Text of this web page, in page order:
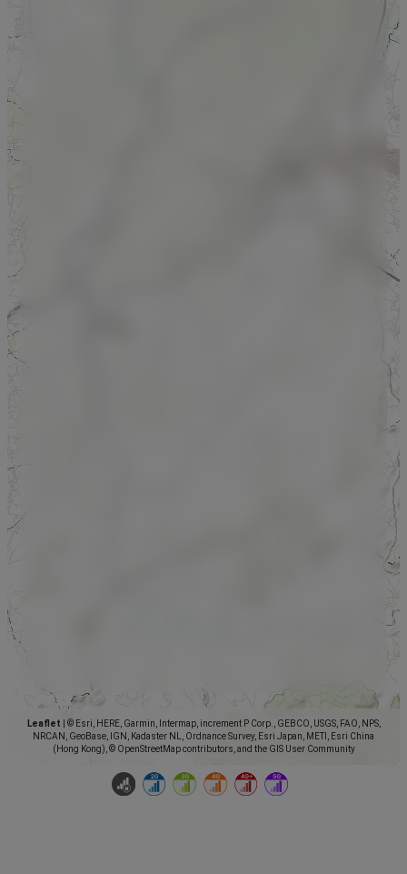
Leaflet
© Esri, HERE, Garmin, Intermap, increment P Corp., GEBCO, USGS, FAO, NPS,
NRCAN, GeoBase, IGN, Kadaster NL, Ordnance Survey, Esri Japan, METI, Esri China
(Hong Kong), © OpenStreetMap contributors, and the GIS User Community